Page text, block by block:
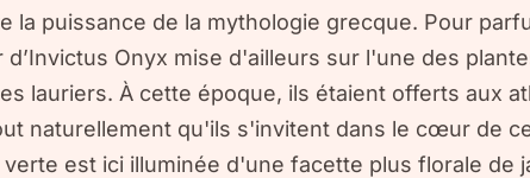
la puissance de la mythologie grecque. Pour
Onyx mise d'ailleurs sur l'une des
lauriers. À cette époque, ils étaient offerts aux
naturellement qu'ils s'invitent dans le cœur de
est ici illuminée d'une facette plus florale de